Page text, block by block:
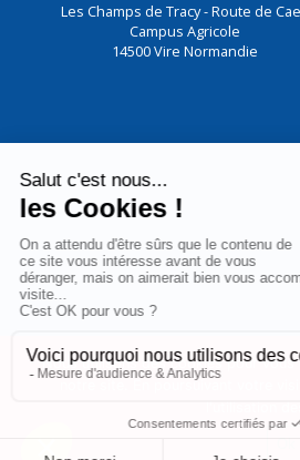
Les Champs de Tracy - Route de
Campus Agricole
14500Vire Normandie
Nous utilisons des cookies pour vous
notre site. En poursuivant votre